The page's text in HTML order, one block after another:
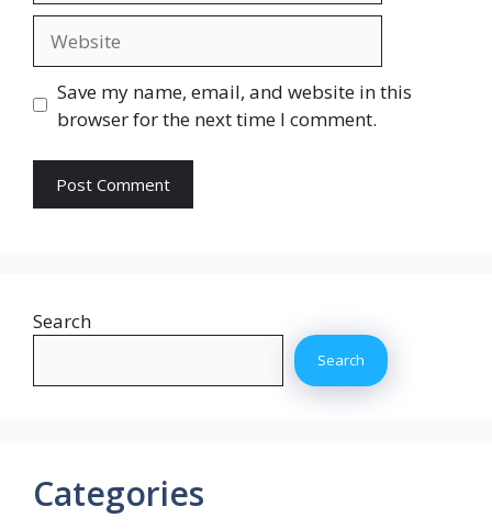
Save my name, email, and website in this
browser for the next time I comment.
Search
Search
Categories